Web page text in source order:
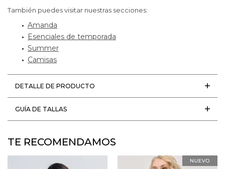
También puedes visitar nuestras secciones:
Amanda
Esenciales de temporada
Summer
Camisas
DETALLE DE PRODUCTO
GUÍA DE TALLAS
TE RECOMENDAMOS